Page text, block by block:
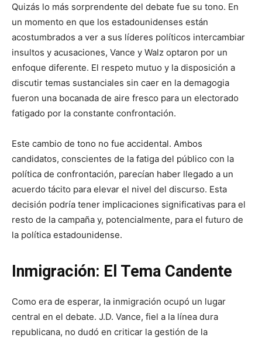
Quizás lo más sorprendente del debate fue su tono. En
un momento en que los estadounidenses están
acostumbrados a ver a sus líderes políticos intercambiar
insultos y acusaciones, Vance y Walz optaron por un
enfoque diferente. El respeto mutuo y la disposición a
discutir temas sustanciales sin caer en la demagogia
fueron una bocanada de aire fresco para un electorado
fatigado por la constante confrontación.
Este cambio de tono no fue accidental. Ambos
candidatos, conscientes de la fatiga del público con la
política de confrontación, parecían haber llegado a un
acuerdo tácito para elevar el nivel del discurso. Esta
decisión podría tener implicaciones significativas para el
resto de la campaña y, potencialmente, para el futuro de
la política estadounidense.
Inmigración: El Tema Candente
Como era de esperar, la inmigración ocupó un lugar
central en el debate. J.D. Vance, fiel a la línea dura
republicana, no dudó en criticar la gestión de la